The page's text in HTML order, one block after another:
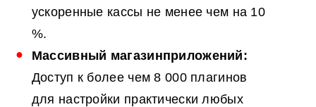
ускоренные кассы не менее чем на 10
%.
Массивный магазинприложений:
Доступ к более чем 8 000 плагинов
для настройки практически любых